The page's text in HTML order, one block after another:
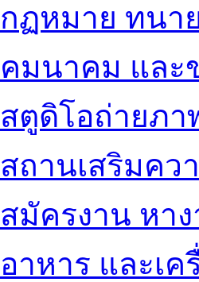
กฏหมาย ทนา
คมนาคม และ
สตูดิโอถ่ายภา
สถานเสริมคว
สมัครงาน หา
อาหาร และเค